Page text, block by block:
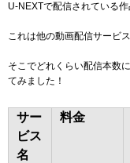
U-NEXTで配信されている
これは他の動画配信サービ
そこでどれくらい配信本数
てみました！
サー
ビス
名
料金